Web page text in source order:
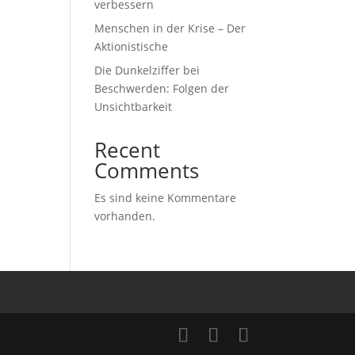
verbessern
Menschen in der Krise – Der
Aktionistische
Die Dunkelziffer bei
Beschwerden: Folgen der
Unsichtbarkeit
Recent
Comments
Es sind keine Kommentare
vorhanden.